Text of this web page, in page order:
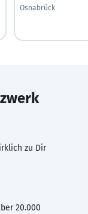
Osnabrück
zu Dir
20.000